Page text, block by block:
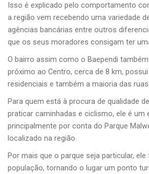
Isso é explicado pelo comportamento
a região vem recebendo uma variedade
agências bancárias entre outros
que os seus moradores consigam ter
O bairro assim como o Baependi
próximo ao Centro, cerca de 8 km,
residenciais e também a maioria das
Para quem está à procura de qualidade
praticar caminhadas e ciclismo, ele é um
principalmente por conta do Parque
localizado na região.
Por mais que o parque seja particular,
população, tornando o lugar um ponto